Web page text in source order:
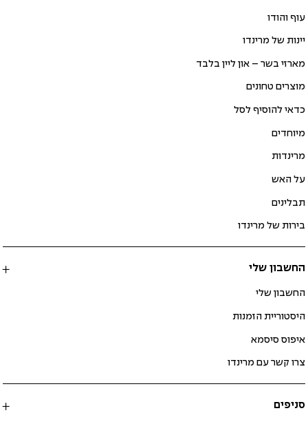
עוף והודו
יינות של מרינדו
מארזי בשר – און ליין בלבד
מוצרים טחונים
כדאי להוסיף לסל
מיוחדים
מרינדות
על האש
תבלינים
בירות של מרינדו
החשבון שלי
החשבון שלי
היסטוריית הזמנות
איפוס סיסמא
צרו קשר עם מרינדו
סניפים